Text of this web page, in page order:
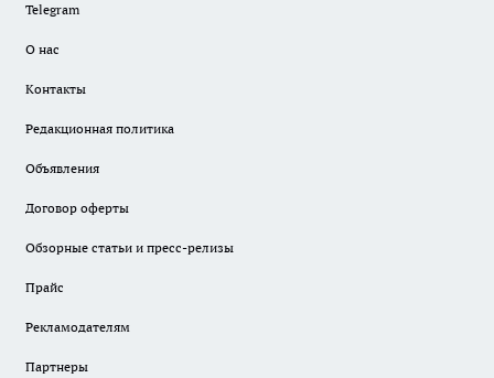
Telegram
О нас
Контакты
Редакционная политика
Объявления
Договор оферты
Обзорные статьи и пресс-релизы
Прайс
Рекламодателям
Партнеры